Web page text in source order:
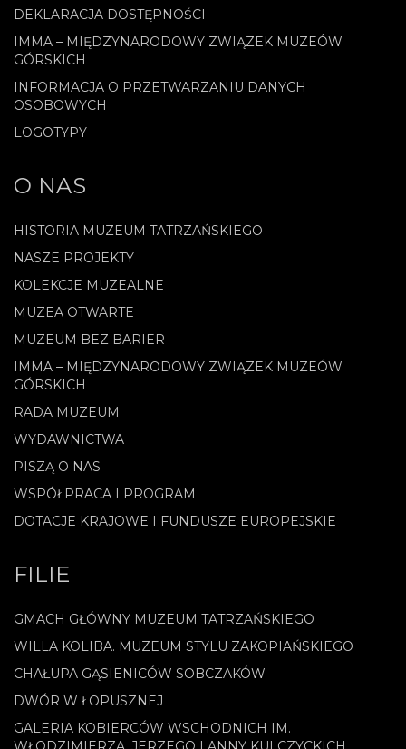
DEKLARACJA DOSTĘPNOŚCI
IMMA – MIĘDZYNARODOWY ZWIĄZEK MUZEÓW
GÓRSKICH
INFORMACJA O PRZETWARZANIU DANYCH
OSOBOWYCH
LOGOTYPY
O NAS
HISTORIA MUZEUM TATRZAŃSKIEGO
NASZE PROJEKTY
KOLEKCJE MUZEALNE
MUZEA OTWARTE
MUZEUM BEZ BARIER
IMMA – MIĘDZYNARODOWY ZWIĄZEK MUZEÓW
GÓRSKICH
RADA MUZEUM
WYDAWNICTWA
PISZĄ O NAS
WSPÓŁPRACA I PROGRAM
DOTACJE KRAJOWE I FUNDUSZE EUROPEJSKIE
FILIE
GMACH GŁÓWNY MUZEUM TATRZAŃSKIEGO
WILLA KOLIBA. MUZEUM STYLU ZAKOPIAŃSKIEGO
CHAŁUPA GĄSIENICÓW SOBCZAKÓW
DWÓR W ŁOPUSZNEJ
GALERIA KOBIERCÓW WSCHODNICH IM.